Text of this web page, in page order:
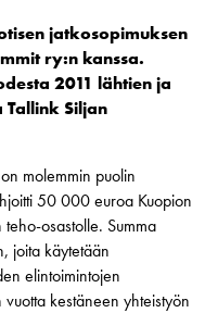
jatkosopimuksen
ry:n kanssa.
2011 lähtien ja
Tallink Siljan
molemmin puolin
50 000 euroa Kuopion
osastolle. Summa
joita käytetään
elintoimintojen
kestäneen yhteistyön